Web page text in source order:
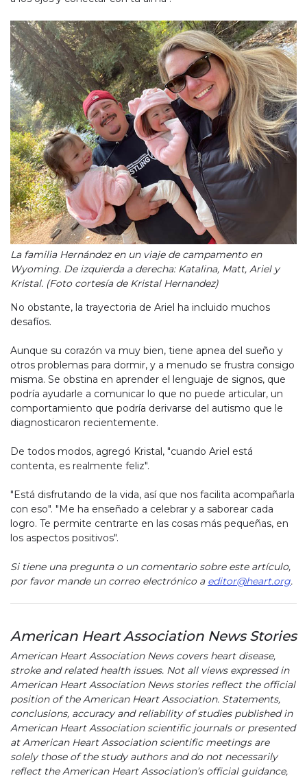
La familia Hernández en un viaje de campamento en
Wyoming. De izquierda a derecha: Katalina, Matt, Ariel y
Kristal. (Foto cortesía de Kristal Hernandez)
No obstante, la trayectoria de Ariel ha incluido muchos
desafíos.
Aunque su corazón va muy bien, tiene apnea del sueño y
otros problemas para dormir, y a menudo se frustra consigo
misma. Se obstina en aprender el lenguaje de signos, que
podría ayudarle a comunicar lo que no puede articular, un
comportamiento que podría derivarse del autismo que le
diagnosticaron recientemente.
De todos modos, agregó Kristal, "cuando Ariel está
contenta, es realmente feliz".
"Está disfrutando de la vida, así que nos facilita acompañarla
con eso". "Me ha enseñado a celebrar y a saborear cada
logro. Te permite centrarte en las cosas más pequeñas, en
los aspectos positivos".
Si tiene una pregunta o un comentario sobre este artículo,
por favor mande un correo electrónico a editor@heart.org.
American Heart Association News Stories
American Heart Association News covers heart disease,
stroke and related health issues. Not all views expressed in
American Heart Association News stories reflect the official
position of the American Heart Association. Statements,
conclusions, accuracy and reliability of studies published in
American Heart Association scientific journals or presented
at American Heart Association scientific meetings are
solely those of the study authors and do not necessarily
reflect the American Heart Association’s official guidance,